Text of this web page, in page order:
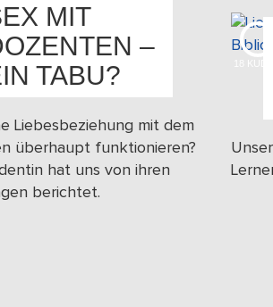
MIT
–
TABU?
Liebesbeziehung mit dem
überhaupt funktionieren?
hat uns von ihren
berichtet.